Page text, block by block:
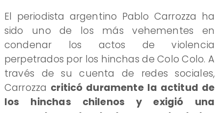
El periodista argentino Pablo Carrozza ha
sido uno de los más vehementes en
condenar los actos de violencia
perpetrados por los hinchas de Colo Colo. A
través de su cuenta de redes sociales,
Carrozza criticó duramente la actitud de
los hinchas chilenos y exigió una